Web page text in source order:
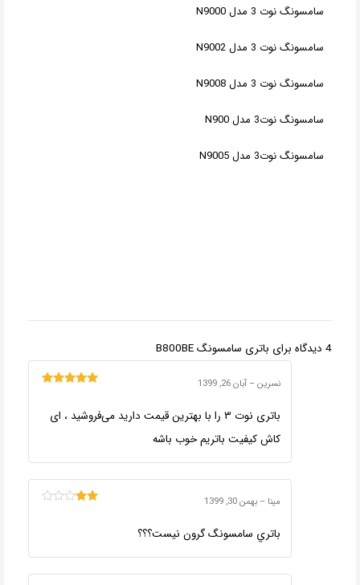
سامسونگ نوت 3 مدل N9000
سامسونگ نوت 3 مدل N9002
سامسونگ نوت 3 مدل N9008
سامسونگ نوت3 مدل N900
سامسونگ نوت3 مدل N9005
4 دیدگاه برای باتری سامسونگ B800BE
نسرین– آبان 26, 1399
باتری نوت ۳ را با بهترین قیمت دارید می‌فروشید ، ای
کاش کیفیت باتریم خوب باشه
مينا– بهمن 30, 1399
باتري سامسونگ گرون نيست؟؟؟